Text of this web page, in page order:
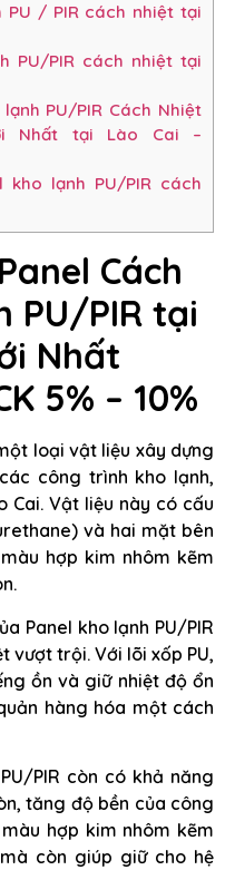
PU / PIR cách nhiệt tại
PU/PIR cách nhiệt tại
PU/PIR Cách Nhiệt
Nhất tại Lào Cai –
lạnh PU/PIR cách
Cách
PU/PIR tại
Nhất
5% – 10%
loại vật liệu xây dựng
công trình kho lạnh,
Cai. Vật liệu này có cấu
và hai mặt bên
hợp kim nhôm kẽm
Panel kho lạnh PU/PIR
vượt trội. Với lõi xốp PU,
ồn và giữ nhiệt độ ổn
hàng hóa một cách
PIR còn có khả năng
tăng độ bền của công
hợp kim nhôm kẽm
còn giúp giữ cho hệ